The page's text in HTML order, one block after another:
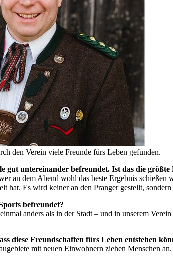
den Verein viele Freunde fürs Leben gefunden.
gut untereinander befreundet. Ist das die größte
an dem Abend wohl das beste Ergebnis
hat. Es wird keiner an den Pranger gestellt,
befreundet?
anders als in der Stadt – und in unserem
diese Freundschaften fürs Leben entstehen
mit neuen Einwohnern ziehen Menschen